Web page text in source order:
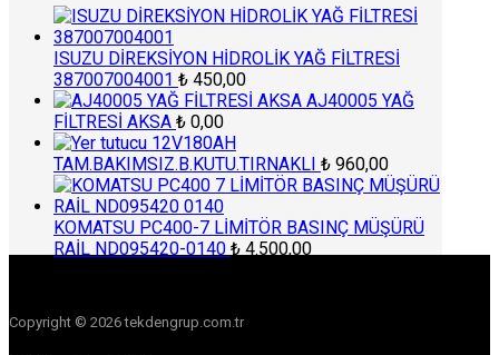
ISUZU DİREKSİYON HİDROLİK YAĞ FİLTRESİ
387007004001 ₺ 450,00
AJ40005 YAĞ
FİLTRESİ AKSA ₺ 0,00
12V180AH
TAM.BAKIMSIZ.B.KUTU.TIRNAKLI ₺ 960,00
KOMATSU PC400-7 LİMİTÖR BASINÇ MÜŞÜRÜ
RAİL ND095420-0140 ₺ 4.500,00
Copyright © 2026 tekdengrup.com.tr